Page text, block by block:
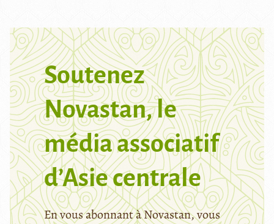
Soutenez
Novastan, le
média associatif
d’Asie centrale
En vous abonnant à Novastan, vous